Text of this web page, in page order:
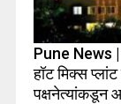
Pune News
हॉट मिक्स
पक्षनेत्यांकडून